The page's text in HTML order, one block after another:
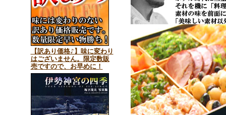
【訳あり価格♪】味に変わり
はございません。限定数販
売ですので、お早めに！